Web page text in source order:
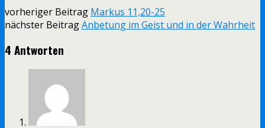
vorheriger Beitrag Markus 11,20-25
nächster BeitragAnbetung im Geist und in der Wahrheit
4 Antworten